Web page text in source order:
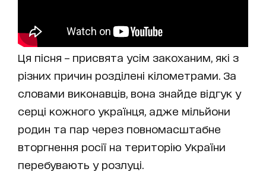
Ця пісня – присвята усім закоханим, які з
різних причин розділені кілометрами. За
словами виконавців, вона знайде відгук у
серці кожного українця, адже мільйони
родин та пар через повномасштабне
вторгнення росії на територію України
перебувають у розлуці.